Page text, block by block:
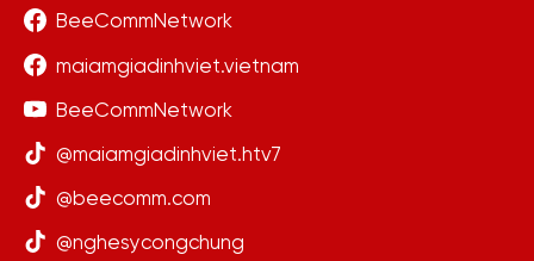
BeeCommNetwork
maiamgiadinhviet.vietnam
BeeCommNetwork
@maiamgiadinhviet.htv7
@beecomm.com
@nghesycongchung